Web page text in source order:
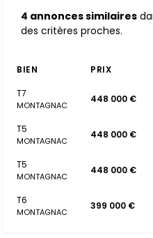
4 annonces similaires
des critères proches.
BIEN PRIX
T7
MONTAGNAC
448 000 €
T5
MONTAGNAC
448 000 €
T5
MONTAGNAC
448 000 €
T6
MONTAGNAC
399 000 €